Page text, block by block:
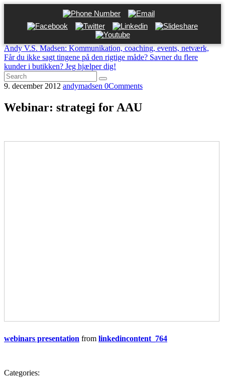
Andy V.S. Madsen: Kommunikation, coaching, events, netværk,
Får du ikke sagt tingene på den rigtige måde? Savner du flere
kunder i butikken? Jeg hjælper dig!
9. december 2012 andymadsen 0Comments
Webinar: strategi for AAU
webinars presentation from linkedincontent_764
Categories: